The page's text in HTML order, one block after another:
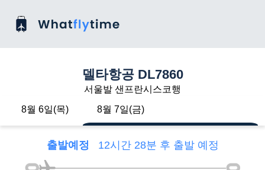
델타항공 DL7860
서울발 샌프란시스코행
8월 6일(목)
8월 7일(금)
출발예정 12시간 28분 후 출발 예정